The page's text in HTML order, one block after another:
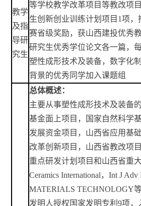
教学
及指
导研
究生
等学校教学改革项目等教改项目
生创新创业训练计划项目1项
赛省级奖励，获山西建投优秀
研究生优秀学位论文各一篇，
塑性成形技术及装备，数字化
背景的优秀同学加入课题组
总体概述：
主要从事塑性成形技术及装备
基金面上项目，国家自然科学
发展资金项目，山西省应用基
改革创新项目 ， 山西省教改项目
重点研发计划项目和山西省重
Ceramics International，Int J Adv
MATERIALS TECHNOLOGY
发明人授权国家发明专利9项